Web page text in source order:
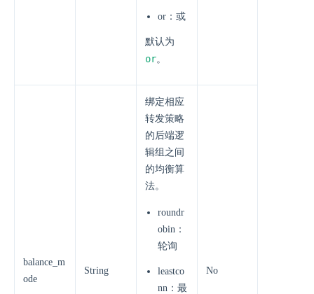
or：或
默认为
or。
balance_m
ode
String
绑定相应
转发策略
的后端逻
辑组之间
的均衡算
法。
roundr
obin：
轮询
leastco
nn：最
No